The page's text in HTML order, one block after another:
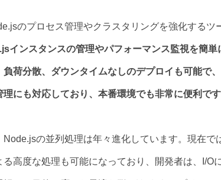
のプロセス管理やクラスタリングを強化するツ
インスタンスの管理やパフォーマンス監視を簡
負荷分散、ダウンタイムなしのデプロイも可能で
理にも対応しており、本番環境でも非常に便利です
Node.jsの並列処理は年々進化しています。現在で
る高度な処理も可能になっており、開発者は、I/O